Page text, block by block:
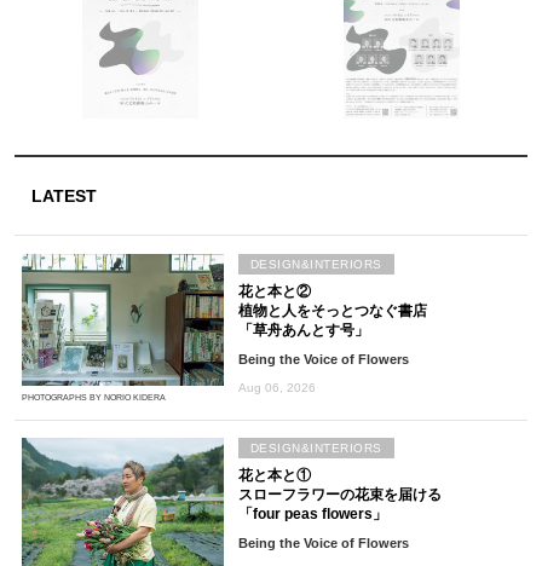
LATEST
PHOTOGRAPHS BY NORIO KIDERA
花と本と②
植物と人をそっとつなぐ書店
「草舟あんとす号」
Being the Voice of Flowers
Aug 06, 2026
DESIGN&INTERIORS
花と本と①
スローフラワーの花束を届ける
「four peas flowers」
Being the Voice of Flowers
DESIGN&INTERIORS